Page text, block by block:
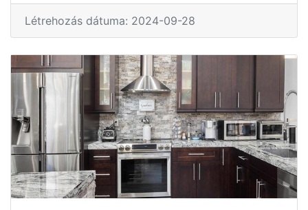
Létrehozás dátuma: 2024-09-28